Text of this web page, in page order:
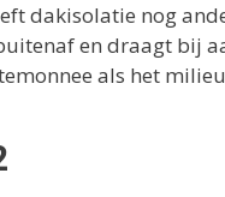
dakisolatie nog
en draagt bij
als het